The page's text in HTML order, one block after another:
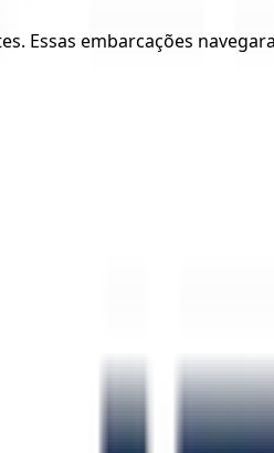
Essas embarcações